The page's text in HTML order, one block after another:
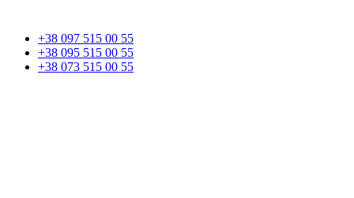
+38 097 515 00 55
+38 095 515 00 55
+38 073 515 00 55